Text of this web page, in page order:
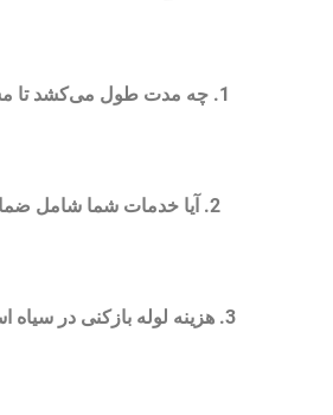
1. چه مدت طول می‌کشد تا مشکل گرفتگی لوله رفع شود؟
2. آیا خدمات شما شامل ضمانت است؟
3. هزینه لوله بازکنی در سیاه اسطلخ چقدر است؟